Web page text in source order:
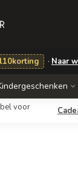
· Naar
voor